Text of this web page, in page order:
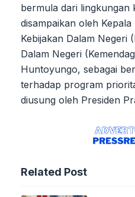
bermula dari lingkungan
disampaikan oleh
Kebijakan Dalam Negeri
Dalam Negeri
Huntoyungo, sebagai
terhadap program
diusung oleh Presiden
Related Post